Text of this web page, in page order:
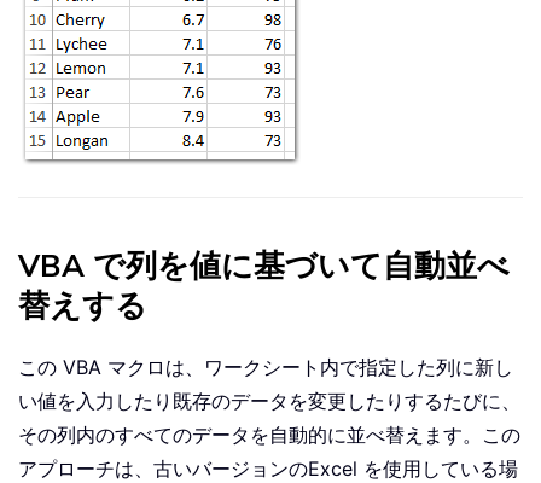
VBA で列を値に基づいて自動並べ
替えする
この VBA マクロは、ワークシート内で指定した列に新し
い値を入力したり既存のデータを変更したりするたびに、
その列内のすべてのデータを自動的に並べ替えます。この
アプローチは、古いバージョンのExcel を使用している場